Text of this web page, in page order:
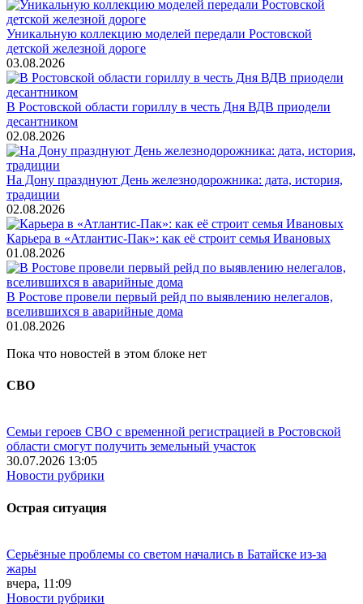
Уникальную коллекцию моделей передали Ростовской
детской железной дороге
03.08.2026
В Ростовской области гориллу в честь Дня ВДВ приодели
десантником
02.08.2026
На Дону празднуют День железнодорожника: дата, история,
традиции
02.08.2026
Карьера в «Атлантис-Пак»: как её строит семья Ивановых
01.08.2026
В Ростове провели первый рейд по выявлению нелегалов,
вселившихся в аварийные дома
01.08.2026
Пока что новостей в этом блоке нет
СВО
Семьи героев СВО с временной регистрацией в Ростовской
области смогут получить земельный участок
30.07.2026 13:05
Новости рубрики
Острая ситуация
Серьёзные проблемы со светом начались в Батайске из-за
жары
вчера, 11:09
Новости рубрики